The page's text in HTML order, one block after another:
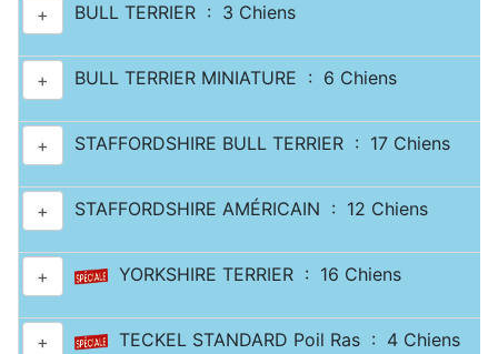
+ BULL TERRIER : 3 Chiens
+ BULL TERRIER MINIATURE : 6 Chiens
+ STAFFORDSHIRE BULL TERRIER : 17 Chiens
+ STAFFORDSHIRE AMÉRICAIN : 12 Chiens
+ YORKSHIRE TERRIER : 16 Chiens
+ TECKEL STANDARD Poil Ras : 4 Chiens